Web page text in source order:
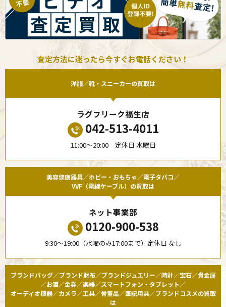
査定方法に迷ったら今すぐお電話ください！
洋服／靴・スニーカーの買取は
ラグフリーク福生店
042-513-4011
11:00〜20:00 定休日 水曜日
美容健康器具／ホビー・おもちゃ／電子タバコ／
VVF（電線ケーブル）の買取は
ネット事業部
0120-900-538
9:30〜19:00（水曜のみ17:00まで）定休日 なし
ブランドバッグ／ブランド財布／ブランドジュエリー／時計／宝石／貴金属
／お酒／金券／楽器／スマートフォン・タブレット／
オーディオ機器／カメラ／工具／骨董品／筆記用具／ブランドコスメの買取
は